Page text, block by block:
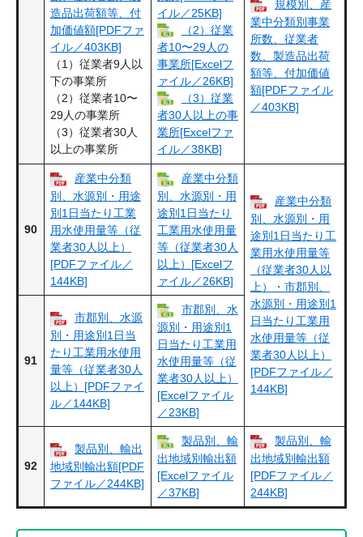
造品出荷額等、付
加価値額[PDFファ
イル／403KB]
（1）従業者9人以
下の事業所
（2）従業者10〜
29人の事業所
（3）従業者30人
以上の事業所
イル／25KB]
（2）従業
者10〜29人の
事業所[Excelフ
ァイル／26KB]
（3）従業
者30人以上の事
業所[Excelファ
イル／38KB]
規模別、産
業中分類別事業
所数、従業者
数、製造品出荷
額等、付加価値
額[PDFファイル
／403KB]
90
産業中分類
別、水源別・用途
別1日当たり工業
用水使用量等（従
業者30人以上）
[PDFファイル／
144KB]
産業中分類
別、水源別・用
途別1日当たり
工業用水使用量
等（従業者30人
以上）[Excelフ
ァイル／26KB]
産業中分類
別、水源別・用
途別1日当たり工
業用水使用量等
（従業者30人以
上）・市郡別、
水源別・用途別1
日当たり工業用
水使用量等（従
業者30人以上）
[PDFファイル／
144KB]
91
市郡別、水源
別・用途別1日当
たり工業用水使用
量等（従業者30人
以上）[PDFファイ
ル／144KB]
市郡別、水
源別・用途別1
日当たり工業用
水使用量等（従
業者30人以上）
[Excelファイル
／23KB]
92
製品別、輸出
地域別輸出額[PDF
ファイル／244KB]
製品別、輸
出地域別輸出額
[Excelファイル
／37KB]
製品別、輸
出地域別輸出額
[PDFファイル／
244KB]